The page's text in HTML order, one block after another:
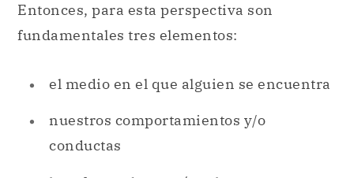
Entonces, para esta perspectiva son
fundamentales tres elementos:
el medio en el que alguien se encuentra
nuestros comportamientos y/o
conductas